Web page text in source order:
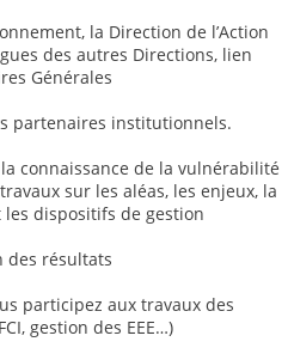
la Direction de l’Action
des autres Directions, lien
Générales
partenaires institutionnels.
connaissance de la vulnérabilité
sur les aléas, les enjeux, la
dispositifs de gestion
des résultats
participez aux travaux des
gestion des EEE…)